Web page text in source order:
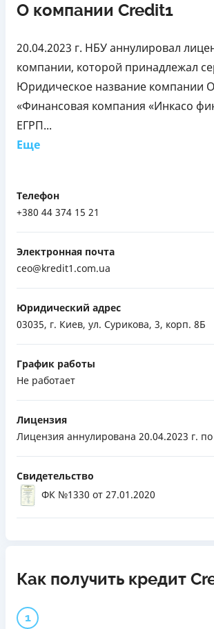
О компании Credit1
20.04.2023 г. НБУ аннулировал
компании, которой принадлежал
Юридическое название компании
«Финансовая компания «Инкасо
ЕГРП...
Еще
Телефон
+380 44 374 15 21
Электронная почта
ceo@kredit1.com.ua
Юридический адрес
03035, г. Киев, ул. Сурикова, 3, корп. 8Б
График работы
Не работает
Лицензия
Лицензия аннулирована 20.04.2023 г.
Свидетельство
ФК №1330 от 27.01.2020
Как получить кредит
1